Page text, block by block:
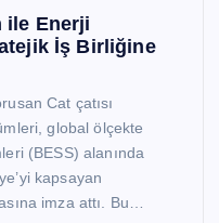
ile Enerji
İş Birliğine
Cat çatısı
global ölçekte
(BESS) alanında
kapsayan
imza attı. Bu…